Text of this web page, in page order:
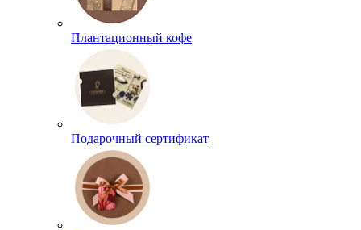
Плантационный кофе
Подарочный сертификат